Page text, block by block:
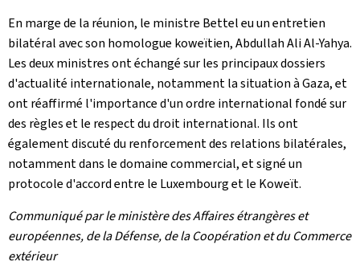
En marge de la réunion, le ministre Bettel eu un entretien
bilatéral avec son homologue koweïtien, Abdullah Ali Al-Yahya.
Les deux ministres ont échangé sur les principaux dossiers
d'actualité internationale, notamment la situation à Gaza, et
ont réaffirmé l'importance d'un ordre international fondé sur
des règles et le respect du droit international. Ils ont
également discuté du renforcement des relations bilatérales,
notamment dans le domaine commercial, et signé un
protocole d'accord entre le Luxembourg et le Koweït.
Communiqué par le ministère des Affaires étrangères et
européennes, de la Défense, de la Coopération et du Commerce
extérieur